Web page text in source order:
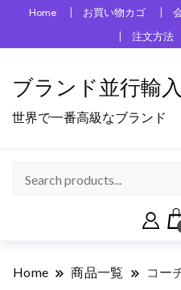
Home お買い物カゴ
注文方法
ブランド並行輸
世界で一番高級なブランド
Home 商品一覧 コー